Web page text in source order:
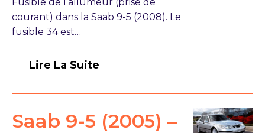
courant) dans la Saab 9-5 (2008). Le
fusible 34 est…
Lire La Suite
Saab 9-5 (2005) –